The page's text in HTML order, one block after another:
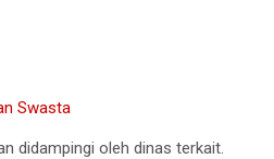
Swasta
didampingi oleh dinas terkait.